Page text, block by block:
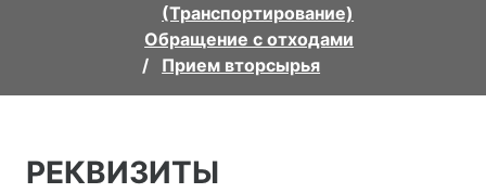
(Транспортирование)
Обращение с отходами
Прием вторсырья
РЕКВИЗИТЫ